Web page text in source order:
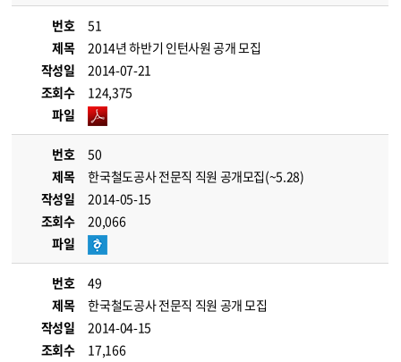
번호
51
제목
2014년 하반기 인턴사원 공개 모집
작성일
2014-07-21
조회수
124,375
파일
번호
50
제목
한국철도공사 전문직 직원 공개모집(~5.28)
작성일
2014-05-15
조회수
20,066
파일
번호
49
제목
한국철도공사 전문직 직원 공개 모집
작성일
2014-04-15
조회수
17,166